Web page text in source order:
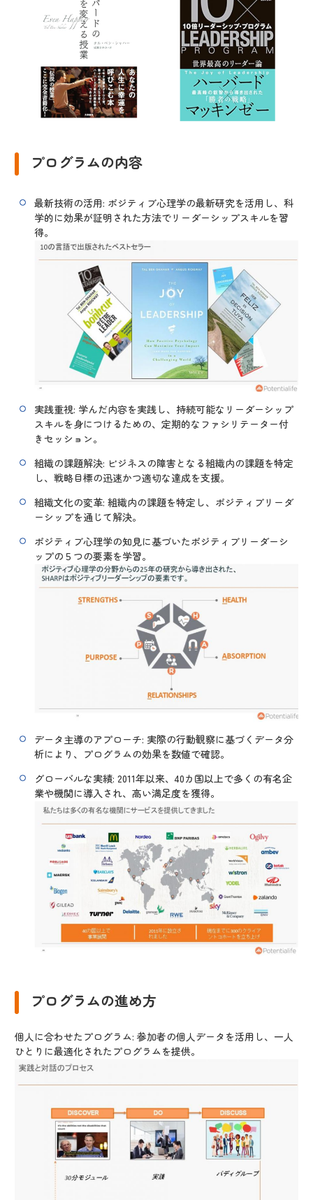
プログラムの内容
最新技術の活用: ポジティブ心理学の最新研究を活用し、科
学的に効果が証明された方法でリーダーシップスキルを習
得。
実践重視: 学んだ内容を実践し、持続可能なリーダーシップ
スキルを身につけるための、定期的なファシリテーター付
きセッション。
組織の課題解決: ビジネスの障害となる組織内の課題を特定
し、戦略目標の迅速かつ適切な達成を支援。
組織文化の変革: 組織内の課題を特定し、ポジティブリーダ
ーシップを通じて解決。
ポジティブ心理学の知見に基づいたポジティブリーダーシ
ップの５つの要素を学習。
データ主導のアプローチ: 実際の行動観察に基づくデータ分
析により、プログラムの効果を数値で確認。
グローバルな実績: 2011年以来、40カ国以上で多くの有名企
業や機関に導入され、高い満足度を獲得。
プログラムの進め方
個人に合わせたプログラム: 参加者の個人データを活用し、一人
ひとりに最適化されたプログラムを提供。